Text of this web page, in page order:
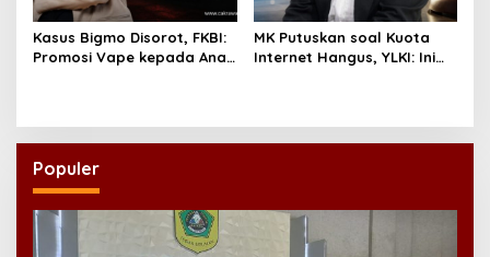
Kasus Bigmo Disorot, FKBI:
Promosi Vape kepada Anak
MK Putuskan soal Kuota
Internet Hangus, YLKI: Ini
Populer